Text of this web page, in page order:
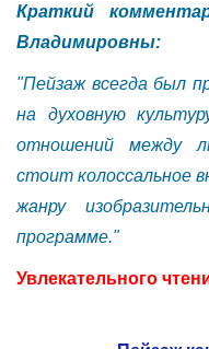
Краткий
Владимировны:
"Пейзаж всегда был
на духовную
отношений между
стоит колоссальное
жанру
программе."
Увлекательного